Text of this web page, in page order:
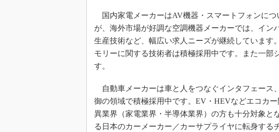
国内家電メーカーはAV機器・スマートフォンにつ
が、海外市場が好調な空調機器メーカーでは、イン
生産技術など、幅広い求人ニーズが継続しています
モリーに関する技術者は積極採用中です。また一部
す。
自動車メーカーは車と人をつなぐインタフェース
御の領域で積極採用中です。EV・HEVなどエコカ
異業界（家電業界・半導体業界）の方も十分対象と
る日本のカーメーカー／カーサプライヤに転身する